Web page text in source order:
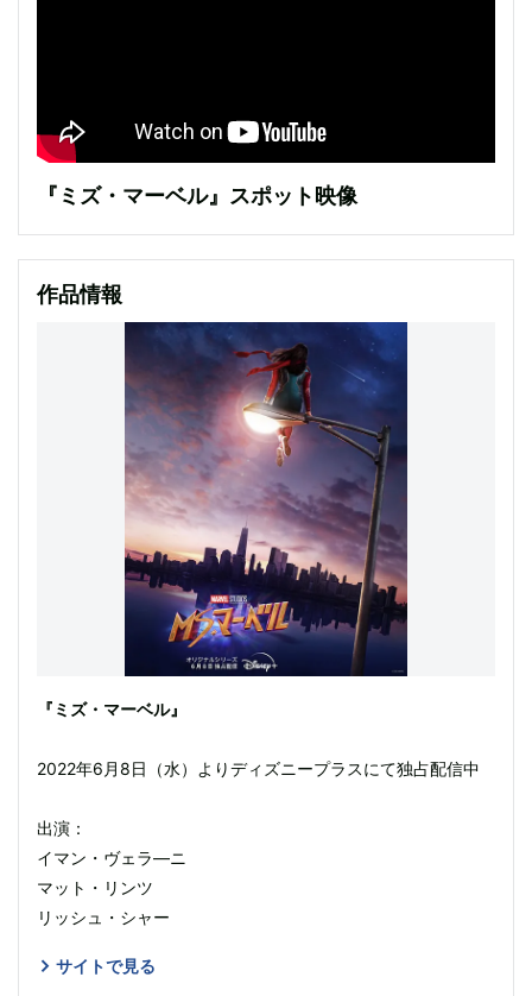
『ミズ・マーベル』スポット映像
作品情報
『ミズ・マーベル』
2022年6月8日（水）よりディズニープラスにて独占配信中
出演：
イマン・ヴェラ―ニ
マット・リンツ
リッシュ・シャー
サイトで見る